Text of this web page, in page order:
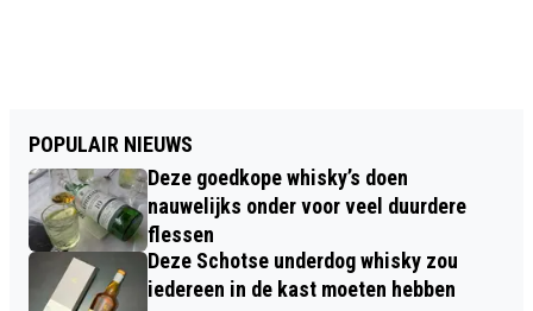
POPULAIR NIEUWS
Deze goedkope whisky’s doen
nauwelijks onder voor veel duurdere
flessen
Deze Schotse underdog whisky zou
iedereen in de kast moeten hebben